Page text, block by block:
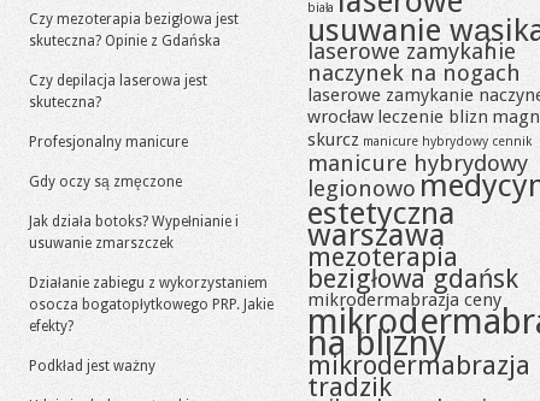
Czy mezoterapia bezigłowa jest
skuteczna? Opinie z Gdańska
Czy depilacja laserowa jest
skuteczna?
Profesjonalny manicure
Gdy oczy są zmęczone
Jak działa botoks? Wypełnianie i
usuwanie zmarszczek
Działanie zabiegu z wykorzystaniem
osocza bogatopłytkowego PRP. Jakie
efekty?
Podkład jest ważny
biała
usuwanie
laserowe zamykanie
naczynek na nogach
laserowe zamykanie
wrocław leczenie blizn
skurcz manicure hybrydowy cennik
manicure hybrydowy
legionowo
estetyczna
warszawa
mezoterapia
bezigłowa gdańsk
mikrodermabrazja ceny
na blizny
mikrodermabrazja
tradzik